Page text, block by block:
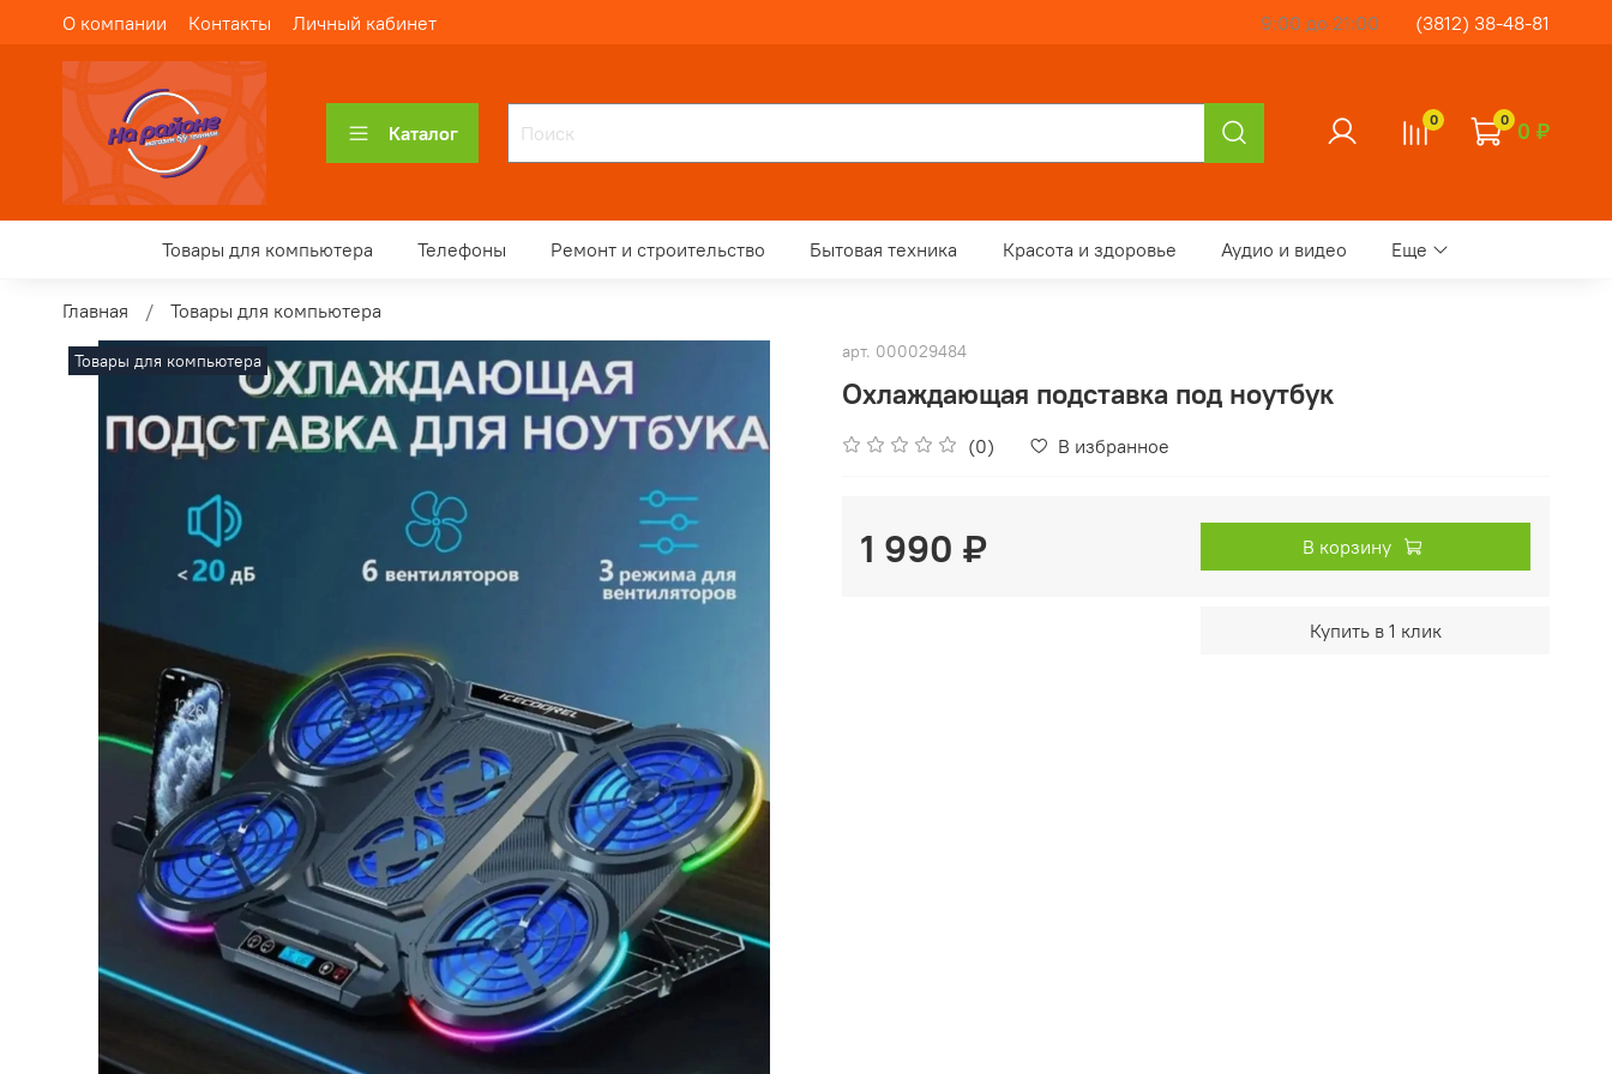
О компании Контакты Личный кабинет 9:00 до 21:00 (3812) 38-48-81
Каталог
0 0 0 ₽
Товары для компьютера Телефоны Ремонт и строительство Бытовая техника Красота и здоровье Аудио и видео Еще
Главная Товары для компьютера
Товары для компьютера арт. 000029484
Охлаждающая подставка под ноутбук
(0) В избранное
1 990 ₽ В корзину
Купить в 1 клик